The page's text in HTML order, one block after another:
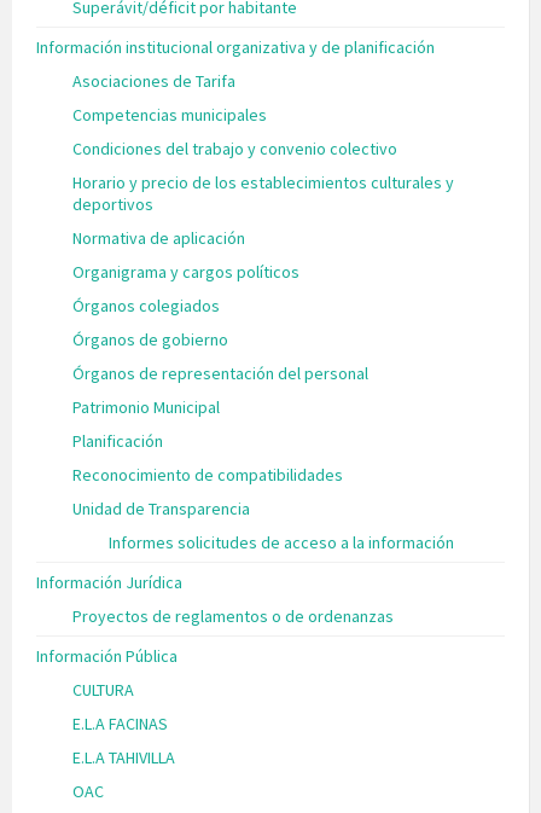
Superávit/déficit por habitante
Información institucional organizativa y de planificación
Asociaciones de Tarifa
Competencias municipales
Condiciones del trabajo y convenio colectivo
Horario y precio de los establecimientos culturales y
deportivos
Normativa de aplicación
Organigrama y cargos políticos
Órganos colegiados
Órganos de gobierno
Órganos de representación del personal
Patrimonio Municipal
Planificación
Reconocimiento de compatibilidades
Unidad de Transparencia
Informes solicitudes de acceso a la información
Información Jurídica
Proyectos de reglamentos o de ordenanzas
Información Pública
CULTURA
E.L.A FACINAS
E.L.A TAHIVILLA
OAC